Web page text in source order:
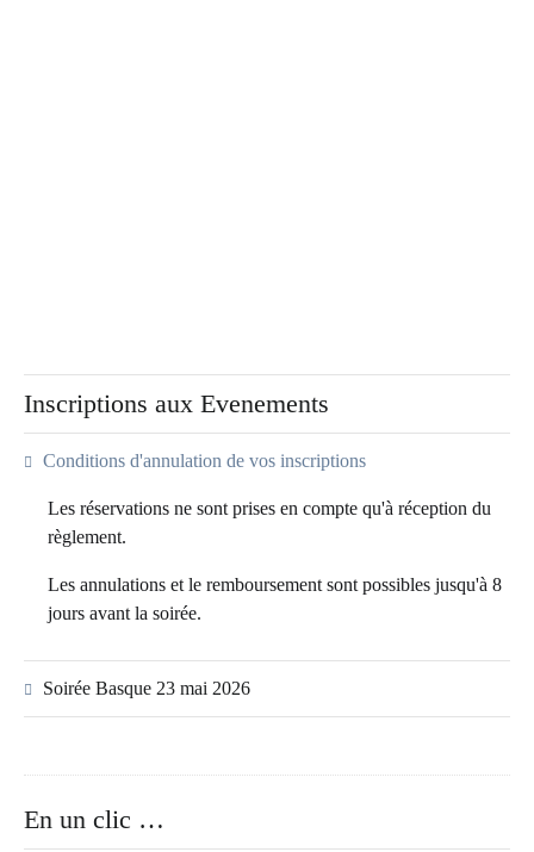
Inscriptions aux Evenements
Conditions d'annulation de vos inscriptions
Les réservations ne sont prises en compte qu'à réception du
règlement.
Les annulations et le remboursement sont possibles jusqu'à 8
jours avant la soirée.
Soirée Basque 23 mai 2026
En un clic …